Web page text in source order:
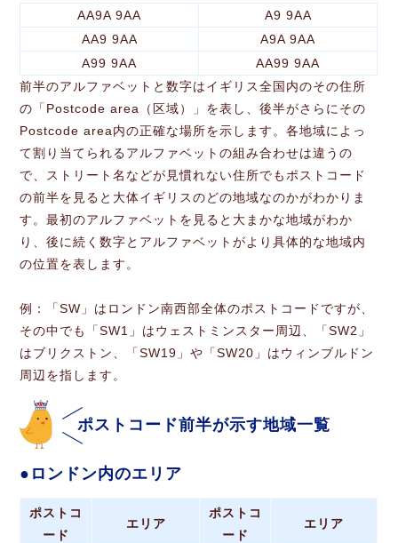
AA9A 9AA
A9 9AA
AA9 9AA
A9A 9AA
A99 9AA
AA99 9AA
前半のアルファベットと数字はイギリス全国内のその住所
の「Postcode area（区域）」を表し、後半がさらにその
Postcode area内の正確な場所を示します。各地域によっ
て割り当てられるアルファベットの組み合わせは違うの
で、ストリート名などが見慣れない住所でもポストコード
の前半を見ると大体イギリスのどの地域なのかがわかりま
す。最初のアルファベットを見ると大まかな地域がわか
り、後に続く数字とアルファベットがより具体的な地域内
の位置を表します。
例：「SW」はロンドン南西部全体のポストコードですが、
その中でも「SW1」はウェストミンスター周辺、「SW2」
はブリクストン、「SW19」や「SW20」はウィンブルドン
周辺を指します。
ポストコード前半が示す地域一覧
ロンドン内のエリア
ポストコ
ード
エリア
ポストコ
ード
エリア